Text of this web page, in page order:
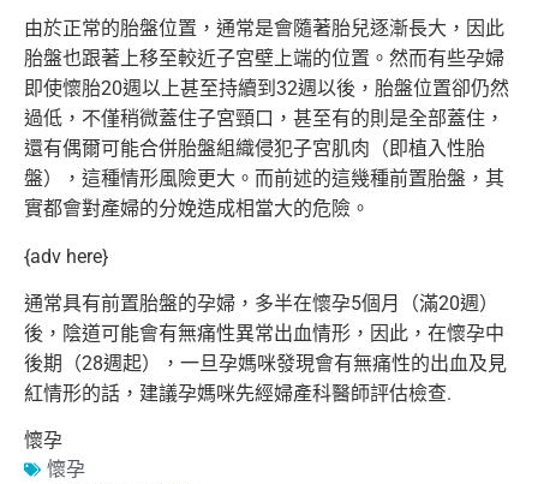
由於正常的胎盤位置，通常是會隨著胎兒逐漸長大， 因此
胎盤也跟著上移至較近子宮壁上端的位置。 然而有些孕婦
即使懷胎20週以上甚至持續到32週以後， 胎盤位置卻仍然
過低，不僅稍微蓋住子宮頸口， 甚至有的則是全部蓋住，
還有偶爾可能合併胎盤組織侵犯子宮肌肉（即植入性胎
盤），這種情形風險更大。而前述的這幾種前置胎盤， 其
實都會對產婦的分娩造成相當大的危險。
{adv here}
通常具有前置胎盤的孕婦，多半在懷孕5個月（滿20週）
後， 陰道可能會有無痛性異常出血情形，因此，在懷孕中
後期（28週起），一旦孕媽咪發現會有無痛性的出血及見
紅情形的話， 建議孕媽咪先經婦產科醫師評估檢查.
懷孕
懷孕